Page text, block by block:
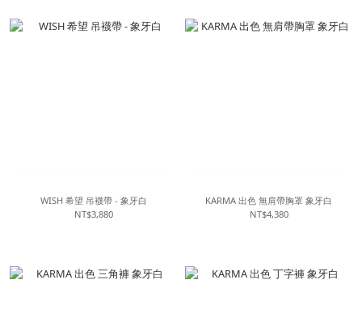
WISH 希望 吊襪帶 - 象牙白
NT$3,880
KARMA 出色 無肩帶胸罩 象牙白
NT$4,380